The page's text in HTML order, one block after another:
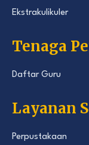
Ekstrakulikuler
Tenaga
Daftar Guru
Layanan
Perpustakaan